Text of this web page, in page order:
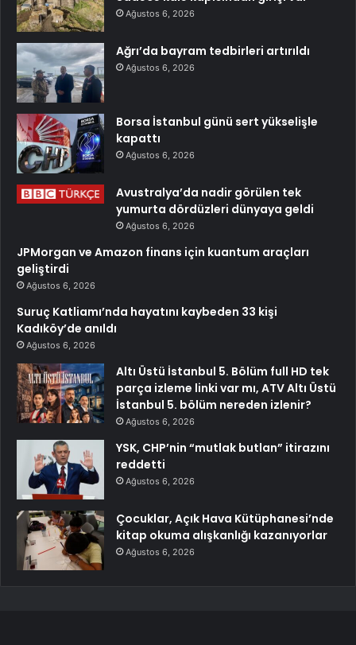
Ağustos 6, 2026
Ağrı’da bayram tedbirleri artırıldı
Ağustos 6, 2026
Borsa İstanbul günü sert yükselişle
kapattı
Ağustos 6, 2026
Avustralya’da nadir görülen tek
yumurta dördüzleri dünyaya geldi
Ağustos 6, 2026
JPMorgan ve Amazon finans için kuantum araçları
geliştirdi
Ağustos 6, 2026
Suruç Katliamı’nda hayatını kaybeden 33 kişi
Kadıköy’de anıldı
Ağustos 6, 2026
Altı Üstü İstanbul 5. Bölüm full HD tek
parça izleme linki var mı, ATV Altı Üstü
İstanbul 5. bölüm nereden izlenir?
Ağustos 6, 2026
YSK, CHP’nin “mutlak butlan” itirazını
reddetti
Ağustos 6, 2026
Çocuklar, Açık Hava Kütüphanesi’nde
kitap okuma alışkanlığı kazanıyorlar
Ağustos 6, 2026